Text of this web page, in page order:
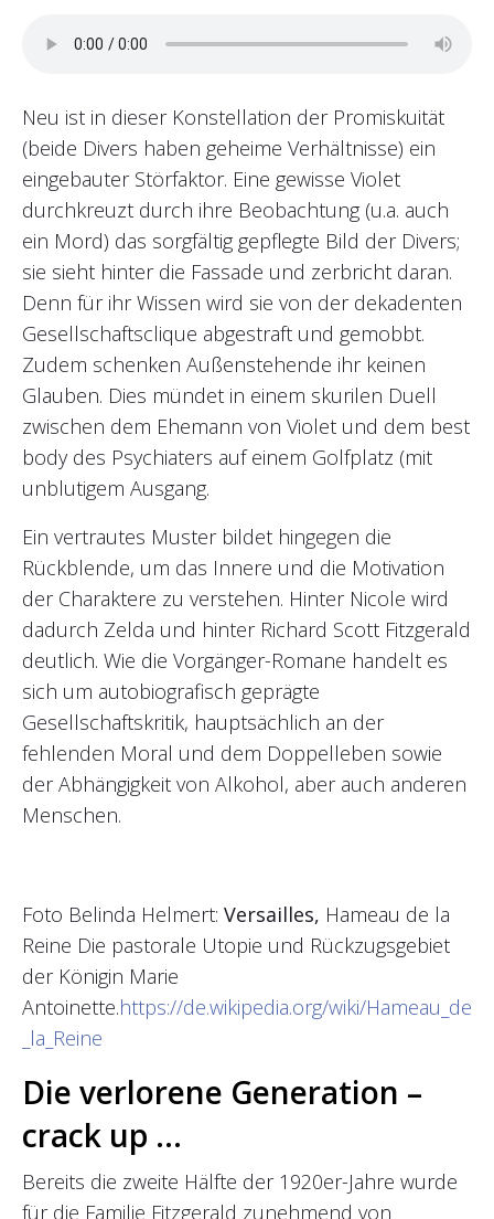
Neu ist in dieser Konstellation der Promiskuität
(beide Divers haben geheime Verhältnisse) ein
eingebauter Störfaktor. Eine gewisse Violet
durchkreuzt durch ihre Beobachtung (u.a. auch
ein Mord) das sorgfältig gepflegte Bild der Divers;
sie sieht hinter die Fassade und zerbricht daran.
Denn für ihr Wissen wird sie von der dekadenten
Gesellschaftsclique abgestraft und gemobbt.
Zudem schenken Außenstehende ihr keinen
Glauben. Dies mündet in einem skurilen Duell
zwischen dem Ehemann von Violet und dem best
body des Psychiaters auf einem Golfplatz (mit
unblutigem Ausgang.
Ein vertrautes Muster bildet hingegen die
Rückblende, um das Innere und die Motivation
der Charaktere zu verstehen. Hinter Nicole wird
dadurch Zelda und hinter Richard Scott Fitzgerald
deutlich. Wie die Vorgänger-Romane handelt es
sich um autobiografisch geprägte
Gesellschaftskritik, hauptsächlich an der
fehlenden Moral und dem Doppelleben sowie
der Abhängigkeit von Alkohol, aber auch anderen
Menschen.
Foto Belinda Helmert: Versailles, Hameau de la
Reine Die pastorale Utopie und Rückzugsgebiet
der Königin Marie
Antoinette.https://de.wikipedia.org/wiki/Hameau_de
_la_Reine
Die verlorene Generation –
crack up …
Bereits die zweite Hälfte der 1920er-Jahre wurde
für die Familie Fitzgerald zunehmend von